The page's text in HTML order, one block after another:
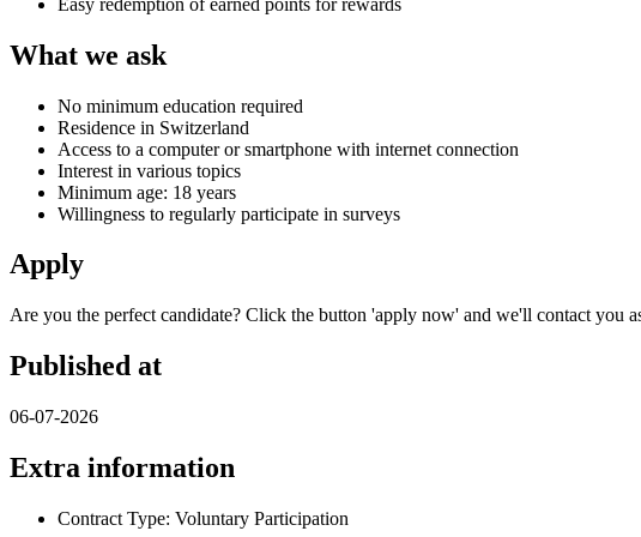
What we ask
No minimum education required
Residence in Switzerland
Access to a computer or smartphone with internet connection
Interest in various topics
Minimum age: 18 years
Willingness to regularly participate in surveys
Apply
Are you the perfect candidate? Click the button 'apply now' and we'll contact you
Published at
06-07-2026
Extra information
Contract Type: Voluntary Participation